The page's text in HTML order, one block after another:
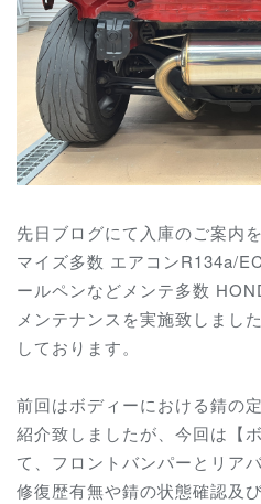
先日ブログにて入庫のご案内
マイズ多数 エアコンR134a/
ールペンなどメンテ多数
メンテナンスを実施致しまし
しております。
前回はボディーにおける錆の
紹介致しましたが、今回は【
て、フロントバンパーとリア
修復歴有無や錆の状態確認及